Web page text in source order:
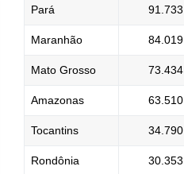
Pará 91.733
Maranhão 84.019
Mato Grosso 73.434
Amazonas 63.510
Tocantins 34.790
Rondônia 30.353